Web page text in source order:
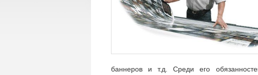
баннеров и т.д. Среди его